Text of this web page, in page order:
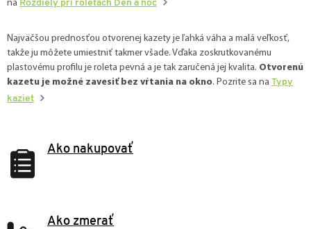
a
i
e
p
r
v
na Rozdiely pri roletách Deň a noc
Najväčšou prednosťou otvorenej kazety je ľahká váha a malá veľkosť,
takže ju môžete umiestniť takmer všade. Vďaka zoskrutkovanému
plastovému profilu je roleta pevná a je tak zaručená jej kvalita. Otvorenú
kazetu je možné zavesiť bez vŕtania na okno. Pozrite sa na Typy
kaziet
Ako nakupovať
Ako zmerať